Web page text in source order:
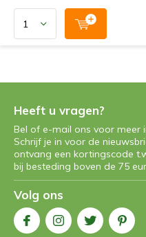
Heeft u vragen?
Bel of e-mail ons voor meer
Schrijf je in voor de
ontvang een kortingscode
bij besteding boven de 75
Volg ons